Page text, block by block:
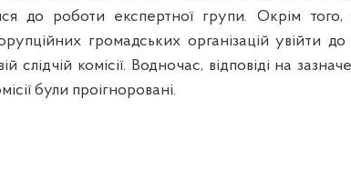
до роботи експертної групи. Окрім того,
громадських організацій увійти
слідчій комісії. Водночас, відповіді на
були проігноровані.